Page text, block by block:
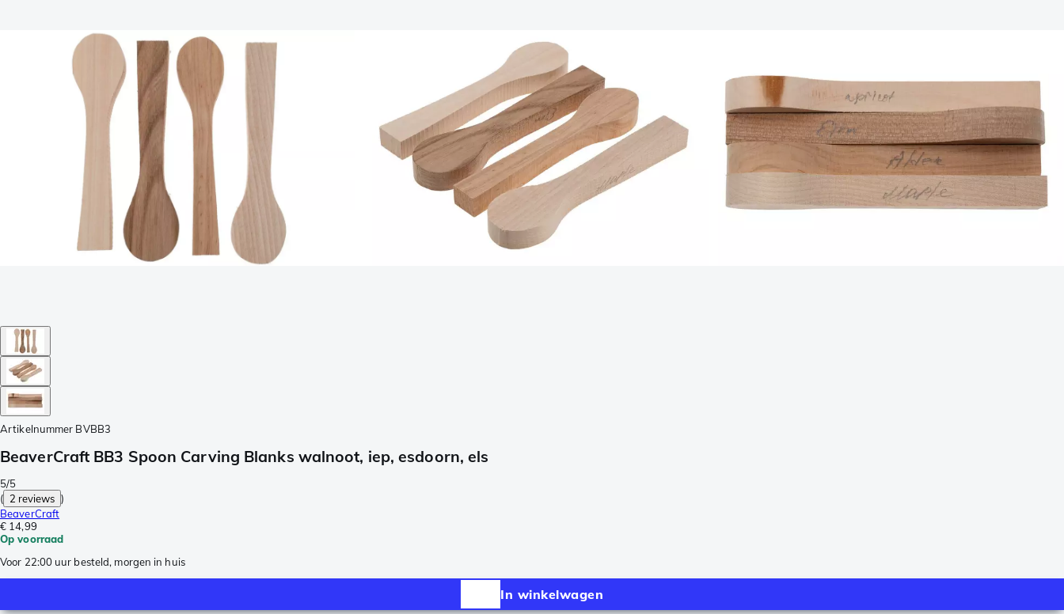
Artikelnummer BVBB3
BeaverCraft BB3 Spoon Carving Blanks walnoot, iep, esdoorn, els
5/5
( 2 reviews )
BeaverCraft
€ 14,99
Op voorraad
Voor 22:00 uur besteld, morgen in huis
In winkelwagen